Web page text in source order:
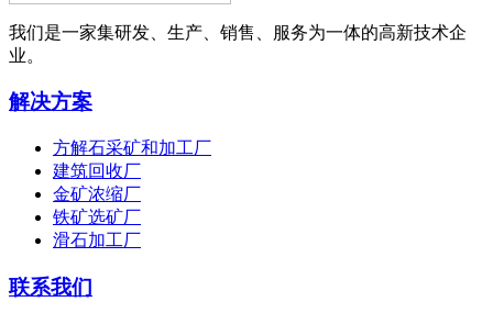
我们是一家集研发、生产、销售、服务为一体的高新技术企
业。
解决方案
方解石采矿和加工厂
建筑回收厂
金矿浓缩厂
铁矿选矿厂
滑石加工厂
联系我们